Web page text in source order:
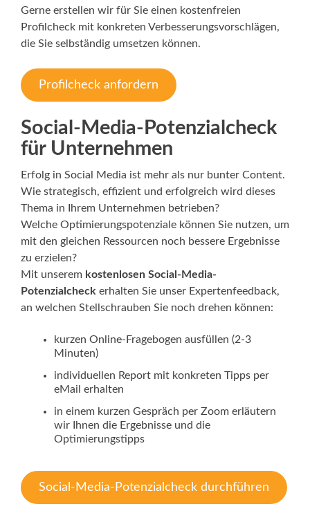
Gerne erstellen wir für Sie einen kostenfreien
Profilcheck mit konkreten Verbesserungsvorschlägen,
die Sie selbständig umsetzen können.
Profilcheck anfordern
Social-Media-Potenzialcheck
für Unternehmen
Erfolg in Social Media ist mehr als nur bunter Content.
Wie strategisch, effizient und erfolgreich wird dieses
Thema in Ihrem Unternehmen betrieben?
Welche Optimierungspotenziale können Sie nutzen, um
mit den gleichen Ressourcen noch bessere Ergebnisse
zu erzielen?
Mit unserem kostenlosen Social-Media-
Potenzialcheck erhalten Sie unser Expertenfeedback,
an welchen Stellschrauben Sie noch drehen können:
kurzen Online-Fragebogen ausfüllen (2-3
Minuten)
individuellen Report mit konkreten Tipps per
eMail erhalten
in einem kurzen Gespräch per Zoom erläutern
wir Ihnen die Ergebnisse und die
Optimierungstipps
Social-Media-Potenzialcheck durchführen